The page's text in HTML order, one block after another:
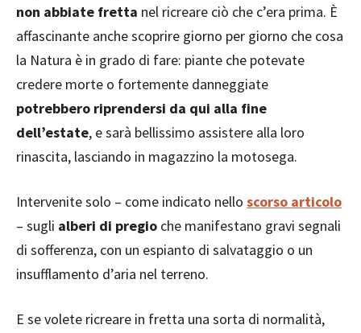
non abbiate fretta nel ricreare ciò che c’era prima. È
affascinante anche scoprire giorno per giorno che cosa
la Natura è in grado di fare: piante che potevate
credere morte o fortemente danneggiate
potrebbero riprendersi da qui alla fine
dell’estate, e sarà bellissimo assistere alla loro
rinascita, lasciando in magazzino la motosega.
Intervenite solo – come indicato nello scorso articolo
– sugli alberi di pregio che manifestano gravi segnali
di sofferenza, con un espianto di salvataggio o un
insufflamento d’aria nel terreno.
E se volete ricreare in fretta una sorta di normalità,